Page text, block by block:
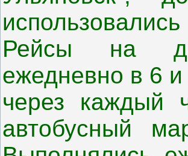
Рейсы на
ежедневно в 6
через каждый
автобусный